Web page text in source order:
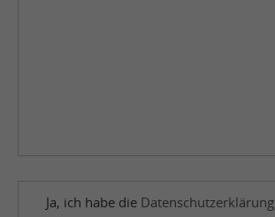
Ja, ich habe die Datenschutzerklärung